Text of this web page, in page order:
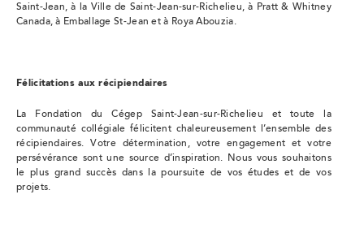
Saint-Jean, à la Ville de Saint-Jean-sur-Richelieu, à Pratt & Whitney
Canada, à Emballage St-Jean et à Roya Abouzia.
Félicitations aux récipiendaires
La Fondation du Cégep Saint-Jean-sur-Richelieu et toute la
communauté collégiale félicitent chaleureusement l’ensemble des
récipiendaires. Votre détermination, votre engagement et votre
persévérance sont une source d’inspiration. Nous vous souhaitons
le plus grand succès dans la poursuite de vos études et de vos
projets.